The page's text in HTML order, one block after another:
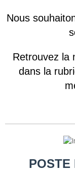
Nous
Retrouvez la
dans la
POSTE